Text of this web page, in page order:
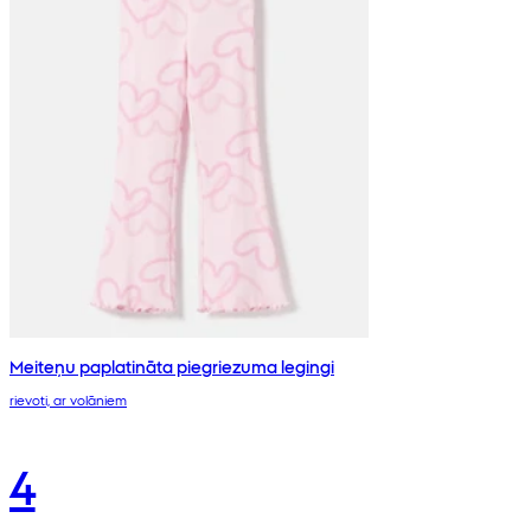
Meiteņu paplatināta piegriezuma legingi
rievoti, ar volāniem
4